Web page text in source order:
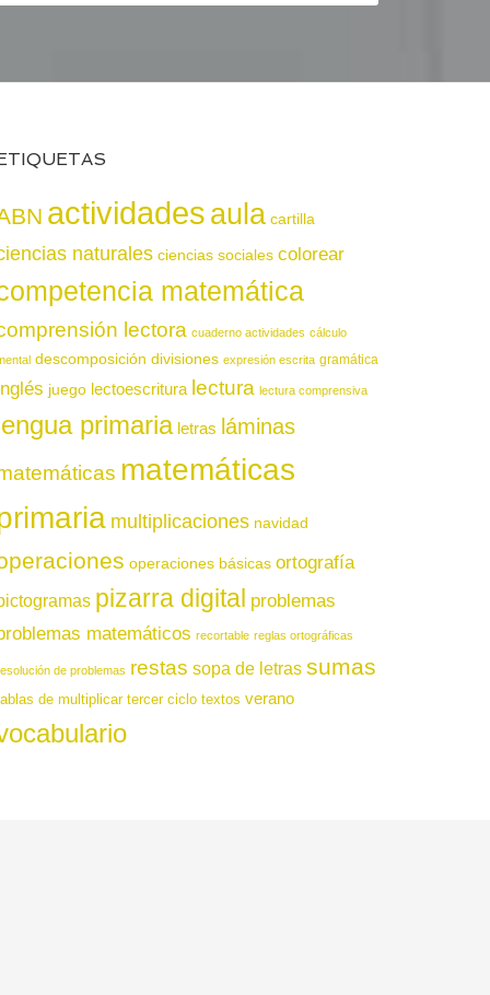
actividadesaula cartilla
naturales ciencias sociales colorear
matemática
lectora cuaderno actividades cálculo
descomposición divisiones expresión escrita gramática
juego lectoescritura lectura lectura comprensiva
primaria letras láminas
matemáticas
multiplicaciones navidad
operaciones básicas ortografía
pizarra digital problemas
matemáticos recortable reglas ortográficas
de problemas restas sopa de letras sumas
de multiplicar tercer ciclo textos verano